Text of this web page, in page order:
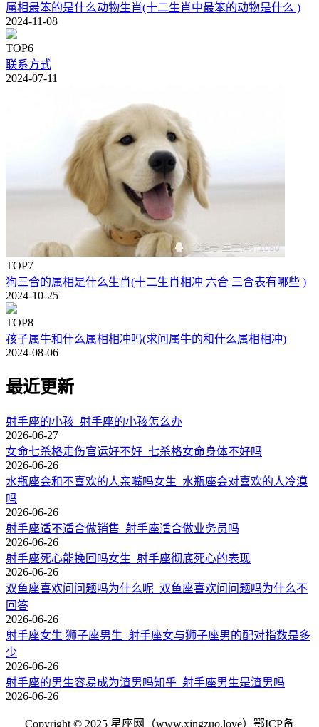
属相最笨的是什么动物生肖(十二生肖中最笨的动物是什么 )
2024-11-08
TOP6
联系方式
2024-07-11
TOP7
狗三合的属相是什么生肖(十二生肖相冲 六合 三合表有哪些 )
2024-10-25
TOP8
孩子属牛和什么属相相冲吗(求问属牛的和什么属相相冲)
2024-08-06
最近更新
射手座的小孩_射手座的小孩怎么办
2026-06-27
女命七杀格走伤官运好不好_七杀格女命身体不好吗
2026-06-26
水瓶座会和不喜欢的人亲嘴吗女生_水瓶座会对喜欢的人冷漠
吗
2026-06-26
射手座适不适合做销售_射手座适合做业务员吗
2026-06-26
射手座死心能挽回吗女生_射手座彻底死心的表现
2026-06-26
双鱼座喜欢问问题吗为什么呢_双鱼座喜欢问问题吗为什么不
回答
2026-06-26
射手座女生 狮子座男生_射手座女与狮子座男的配对指数是多
少
2026-06-26
射手座的男生容易成为渣男吗知乎_射手座男生是渣男吗
2026-06-26
Copyright © 2025 星座网（www.xingzuo.love） 鄂ICP备